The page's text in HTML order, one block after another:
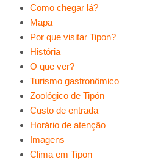
Como chegar lá?
Mapa
Por que visitar Tipon?
História
O que ver?
Turismo gastronômico
Zoológico de Tipón
Custo de entrada
Horário de atenção
Imagens
Clima em Tipon